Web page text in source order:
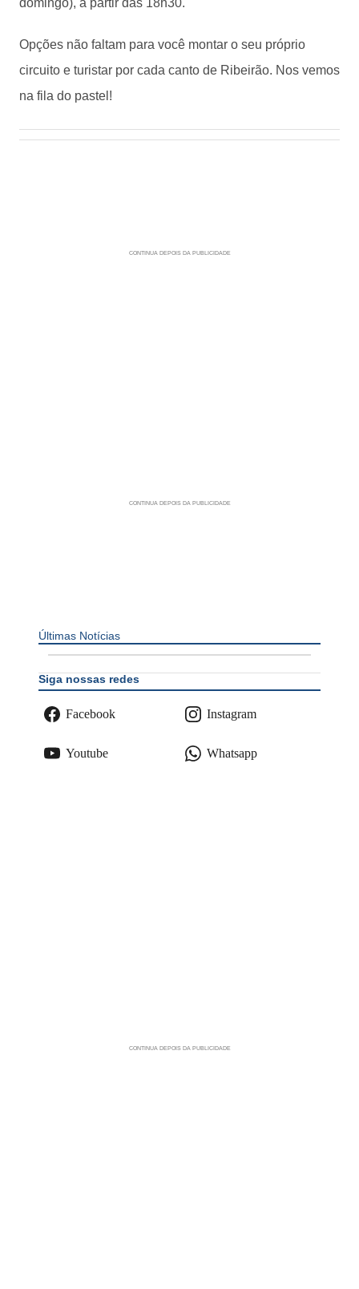
domingo), a partir das 18h30.
Opções não faltam para você montar o seu próprio
circuito e turistar por cada canto de Ribeirão. Nos vemos
na fila do pastel!
Últimas Notícias
Siga nossas redes
Facebook Instagram
Youtube Whatsapp